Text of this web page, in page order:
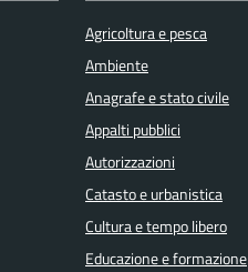
Agricoltura e pesca
Ambiente
Anagrafe e stato civile
Appalti pubblici
Autorizzazioni
Catasto e urbanistica
Cultura e tempo libero
Educazione e formazione